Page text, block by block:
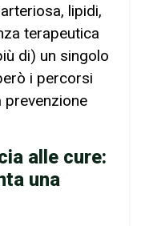
lipidi,
terapeutica
di) un singolo
i percorsi
prevenzione
alle cure:
una